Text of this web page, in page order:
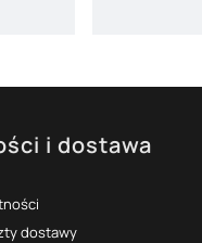
i dostawa
dostawy